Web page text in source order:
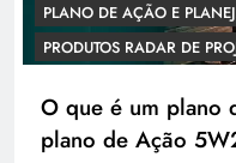
PLANO DE AÇÃO E
PRODUTOS RADAR DE
O que é um plano
plano de Ação